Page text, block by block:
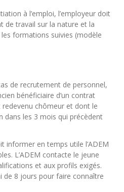
à l’emploi, l’employeur doit
de travail sur la nature et la
formations suivies (modèle
de recrutement de personnel,
bénéficiaire d’un contrat
redevenu chômeur et dont le
dans les 3 mois qui précèdent
informer en temps utile l’ADEM
L’ADEM contacte le jeune
et aux profils exigés.
de 8 jours pour faire connaître